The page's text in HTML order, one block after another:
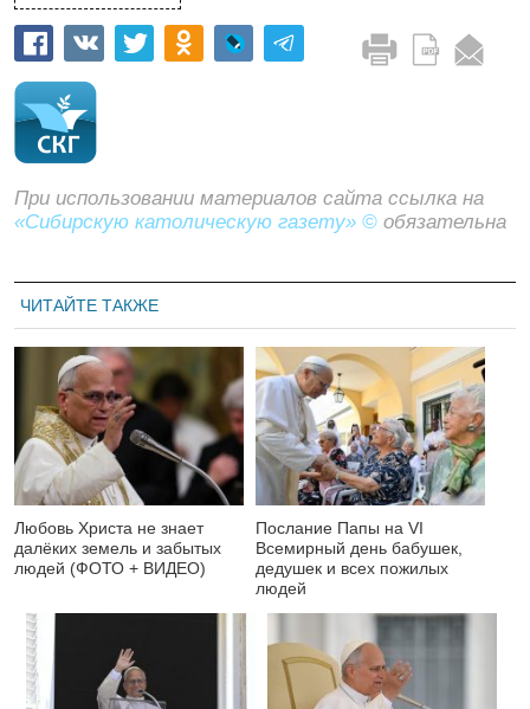
При использовании материалов сайта ссылка на
«Сибирскую католическую газету» © обязательна
ЧИТАЙТЕ ТАКЖЕ
Любовь Христа не знает
далёких земель и забытых
людей (ФОТО + ВИДЕО)
Послание Папы на VI
Всемирный день бабушек,
дедушек и всех пожилых
людей